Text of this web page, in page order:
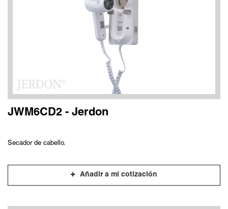
JWM6CD2 - Jerdon
Secador de cabello.
Añadir a mi cotización